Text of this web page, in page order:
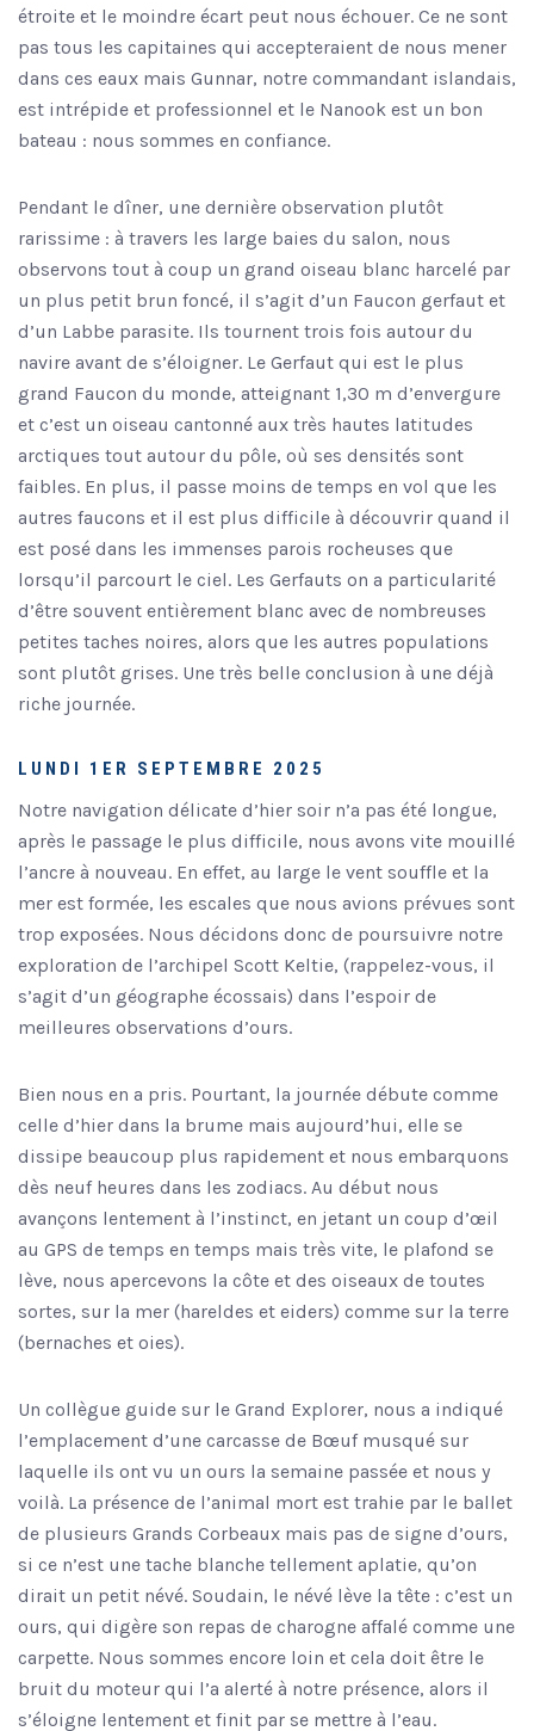
étroite et le moindre écart peut nous échouer. Ce ne sont
pas tous les capitaines qui accepteraient de nous mener
dans ces eaux mais Gunnar, notre commandant islandais,
est intrépide et professionnel et le Nanook est un bon
bateau : nous sommes en confiance.
Pendant le dîner, une dernière observation plutôt
rarissime : à travers les large baies du salon, nous
observons tout à coup un grand oiseau blanc harcelé par
un plus petit brun foncé, il s’agit d’un Faucon gerfaut et
d’un Labbe parasite. Ils tournent trois fois autour du
navire avant de s’éloigner. Le Gerfaut qui est le plus
grand Faucon du monde, atteignant 1,30 m d’envergure
et c’est un oiseau cantonné aux très hautes latitudes
arctiques tout autour du pôle, où ses densités sont
faibles. En plus, il passe moins de temps en vol que les
autres faucons et il est plus difficile à découvrir quand il
est posé dans les immenses parois rocheuses que
lorsqu’il parcourt le ciel. Les Gerfauts on a particularité
d’être souvent entièrement blanc avec de nombreuses
petites taches noires, alors que les autres populations
sont plutôt grises. Une très belle conclusion à une déjà
riche journée.
LUNDI 1ER SEPTEMBRE 2025
Notre navigation délicate d’hier soir n’a pas été longue,
après le passage le plus difficile, nous avons vite mouillé
l’ancre à nouveau. En effet, au large le vent souffle et la
mer est formée, les escales que nous avions prévues sont
trop exposées. Nous décidons donc de poursuivre notre
exploration de l’archipel Scott Keltie, (rappelez-vous, il
s’agit d’un géographe écossais) dans l’espoir de
meilleures observations d’ours.
Bien nous en a pris. Pourtant, la journée débute comme
celle d’hier dans la brume mais aujourd’hui, elle se
dissipe beaucoup plus rapidement et nous embarquons
dès neuf heures dans les zodiacs. Au début nous
avançons lentement à l’instinct, en jetant un coup d’œil
au GPS de temps en temps mais très vite, le plafond se
lève, nous apercevons la côte et des oiseaux de toutes
sortes, sur la mer (hareldes et eiders) comme sur la terre
(bernaches et oies).
Un collègue guide sur le Grand Explorer, nous a indiqué
l’emplacement d’une carcasse de Bœuf musqué sur
laquelle ils ont vu un ours la semaine passée et nous y
voilà. La présence de l’animal mort est trahie par le ballet
de plusieurs Grands Corbeaux mais pas de signe d’ours,
si ce n’est une tache blanche tellement aplatie, qu’on
dirait un petit névé. Soudain, le névé lève la tête : c’est un
ours, qui digère son repas de charogne affalé comme une
carpette. Nous sommes encore loin et cela doit être le
bruit du moteur qui l’a alerté à notre présence, alors il
s’éloigne lentement et finit par se mettre à l’eau.